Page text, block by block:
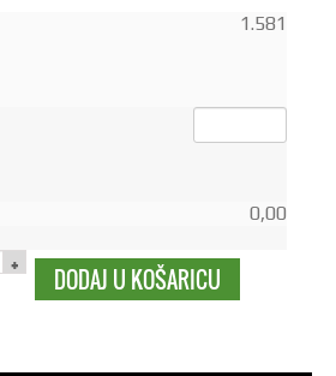
1.581
0,00
DODAJ U KOŠARICU